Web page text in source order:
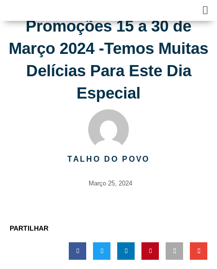
content Promoções 15 a 30 de
Março 2024 -Temos Muitas
Delícias Para Este Dia
Especial
TALHO DO POVO
Março 25, 2024
PARTILHAR